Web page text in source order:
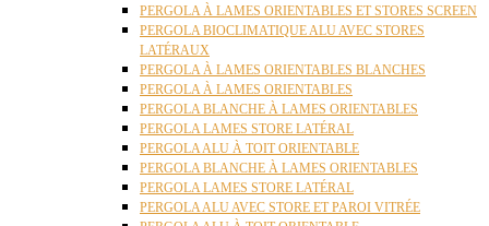
PERGOLA À LAMES ORIENTABLES ET STORES SCREEN
PERGOLA BIOCLIMATIQUE ALU AVEC STORES
LATÉRAUX
PERGOLA À LAMES ORIENTABLES BLANCHES
PERGOLA À LAMES ORIENTABLES
PERGOLA BLANCHE À LAMES ORIENTABLES
PERGOLA LAMES STORE LATÉRAL
PERGOLA ALU À TOIT ORIENTABLE
PERGOLA BLANCHE À LAMES ORIENTABLES
PERGOLA LAMES STORE LATÉRAL
PERGOLA ALU AVEC STORE ET PAROI VITRÉE